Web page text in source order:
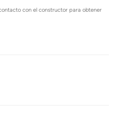
con el constructor para obtener